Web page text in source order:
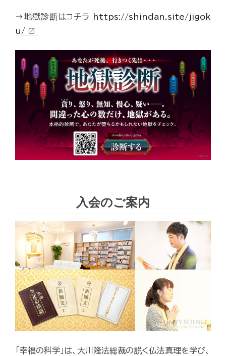
→地獄診断はコチラ
https://shindan.site/jigok
u/ open_in_new
入会のご案内
「幸福の科学」は、大川隆法総裁の説く仏法真理を学び、